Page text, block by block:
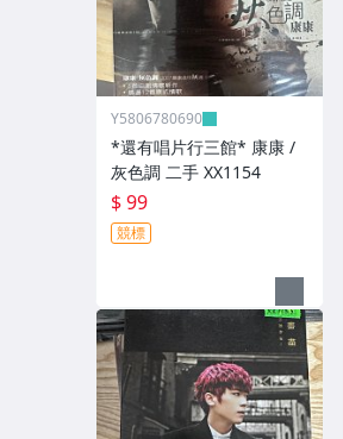
Y5806780690
*還有唱片行三館* 康康 /
灰色調 二手 XX1154
$ 99
競標